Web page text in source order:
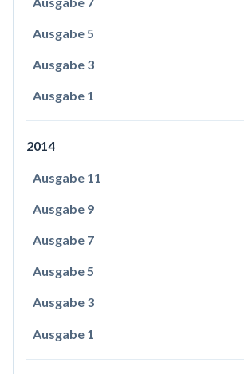
Ausgabe 5
Ausgabe 3
Ausgabe 1
2014
Ausgabe 11
Ausgabe 9
Ausgabe 7
Ausgabe 5
Ausgabe 3
Ausgabe 1